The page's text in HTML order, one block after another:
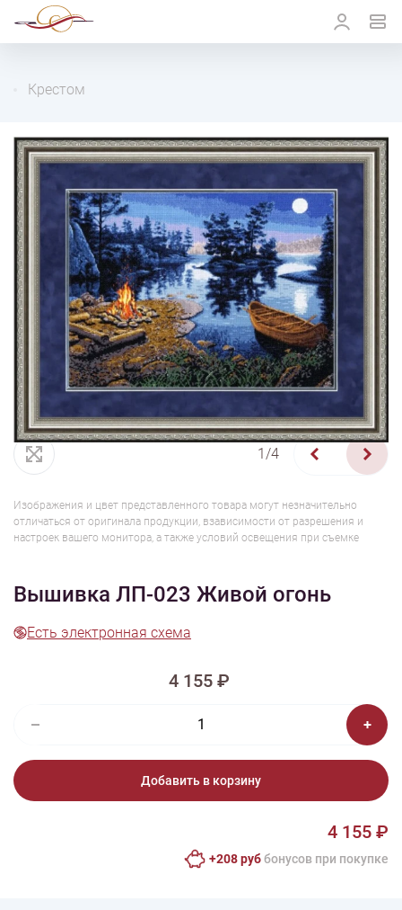
Крестом
1/4
Изображения и цвет представленного товара могут незначительно
отличаться от оригинала продукции, взависимости от разрешения и
настроек вашего монитора, а также условий освещения при съемке
Вышивка ЛП-023 Живой огонь
Есть электронная схема
4 155 ₽
Добавить в корзину
4 155 ₽
+208 руббонусов при покупке